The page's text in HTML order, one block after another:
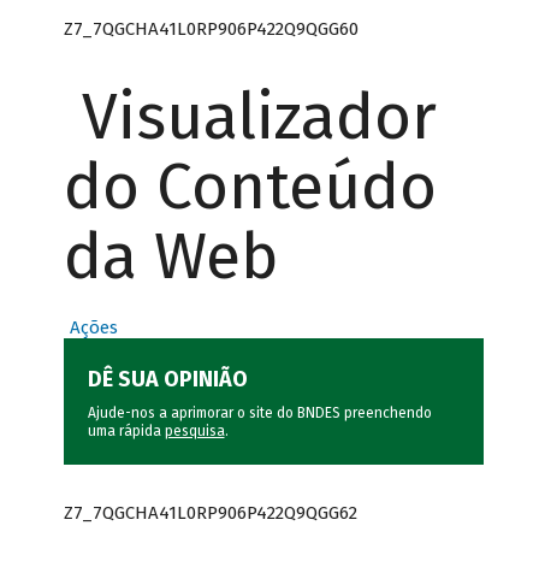
Z7_7QGCHA41L0RP906P422Q9QGG60
Visualizador
do Conteúdo
da Web
Ações
DÊ SUA OPINIÃO
Ajude-nos a aprimorar o site do BNDES preenchendo
uma rápida pesquisa.
Z7_7QGCHA41L0RP906P422Q9QGG62